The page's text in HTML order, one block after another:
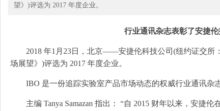
望》)评选为 2017 年度企业。
行业通讯杂志表彰了安捷
2018 年1月23日，北京——安捷伦科技公司(纽约证交所：
场展望》)评选为 2017 年度企业。
IBO 是一份追踪实验室产品市场动态的权威行业通讯杂
主编 Tanya Samazan 指出： “自 2015 财年以来，安捷伦